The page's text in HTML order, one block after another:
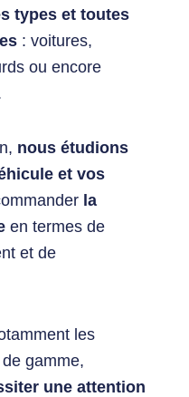
types et toutes
: voitures,
ou encore
nous étudions
et vos
la
en termes de
et de
les
gamme,
une attention